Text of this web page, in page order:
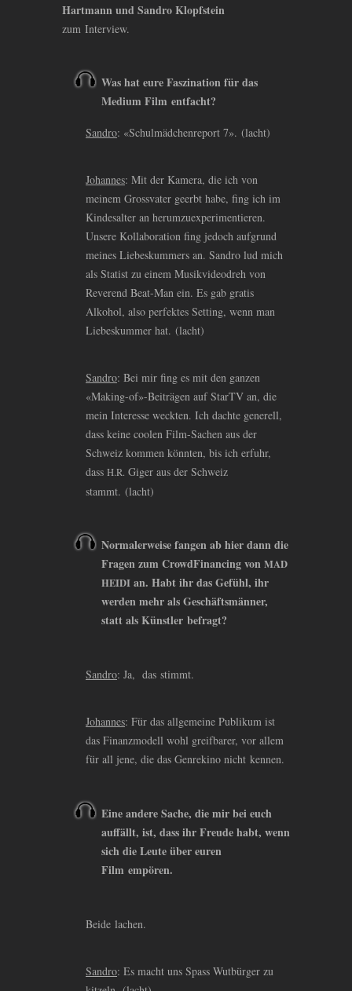
Hartmann und Sandro Klopfstein
zum Interview.
Was hat eure Faszination für das
Medium Film entfacht?
Sandro: «Schulmädchenreport 7». (lacht)
Johannes: Mit der Kamera, die ich von
meinem Grossvater geerbt habe, fing ich im
Kindesalter an herumzuexperimentieren.
Unsere Kollaboration fing jedoch aufgrund
meines Liebeskummers an. Sandro lud mich
als Statist zu einem Musikvideodreh von
Reverend Beat-Man ein. Es gab gratis
Alkohol, also perfektes Setting, wenn man
Liebeskummer hat. (lacht)
Sandro: Bei mir fing es mit den ganzen
«Making-of»-Beiträgen auf StarTV an, die
mein Interesse weckten. Ich dachte generell,
dass keine coolen Film-Sachen aus der
Schweiz kommen könnten, bis ich erfuhr,
dass H.R. Giger aus der Schweiz
stammt. (lacht)
Normalerweise fangen ab hier dann die
Fragen zum CrowdFinancing von MAD
HEIDI an. Habt ihr das Gefühl, ihr
werden mehr als Geschäftsmänner,
statt als Künstler befragt?
Sandro: Ja, das stimmt.
Johannes: Für das allgemeine Publikum ist
das Finanzmodell wohl greifbarer, vor allem
für all jene, die das Genrekino nicht kennen.
Eine andere Sache, die mir bei euch
auffällt, ist, dass ihr Freude habt, wenn
sich die Leute über euren
Film empören.
Beide lachen.
Sandro: Es macht uns Spass Wutbürger zu